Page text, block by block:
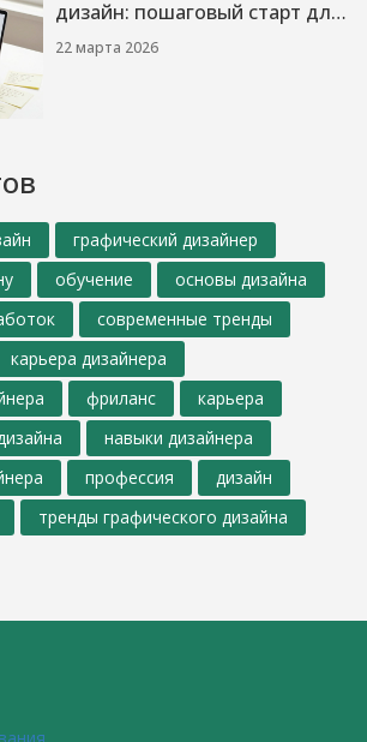
дизайн: пошаговый старт для
новичков
22 марта 2026
графический дизайнер
обучение
основы дизайна
современные тренды
карьера дизайнера
фриланс
карьера
навыки дизайнера
профессия
дизайн
тренды графического дизайна